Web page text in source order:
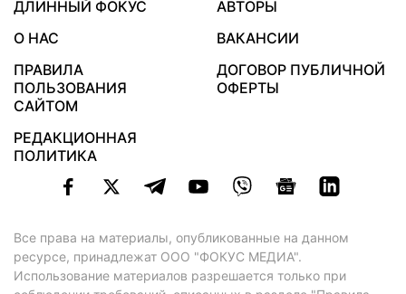
ДЛИННЫЙ ФОКУС
АВТОРЫ
О НАС
ВАКАНСИИ
ПРАВИЛА
ПОЛЬЗОВАНИЯ
САЙТОМ
ДОГОВОР ПУБЛИЧНОЙ
ОФЕРТЫ
РЕДАКЦИОННАЯ
ПОЛИТИКА
Все права на материалы, опубликованные на данном
ресурсе, принадлежат ООО "ФОКУС МЕДИА".
Использование материалов разрешается только при